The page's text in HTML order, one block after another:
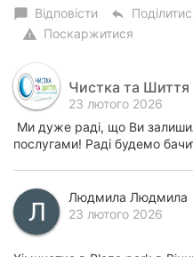
chat_bubble Відповісти reply
warning Поскаржитися
Чистка та Шиття
23 лютого 2026
Ми дуже раді, що Ви
послугами! Раді будемо
Людмила Людмила
23 лютого 2026